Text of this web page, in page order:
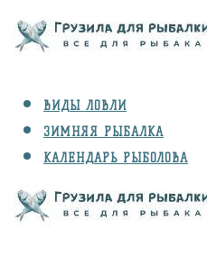
ВИДЫ ЛОВЛИ
ЗИМНЯЯ РЫБАЛКА
КАЛЕНДАРЬ РЫБОЛОВА
СНАРЯЖЕНИЕ